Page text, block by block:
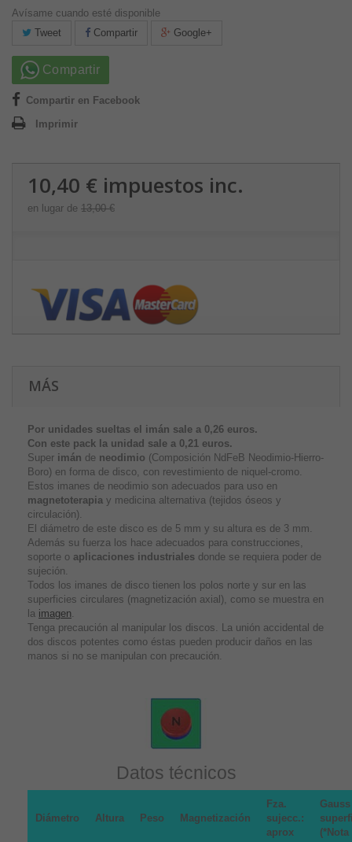
Avísame cuando esté disponible
Tweet
Compartir Google+
Compartir
Compartir en Facebook
Imprimir
10,40 € impuestos inc.
en lugar de 13,00 €
MÁS
Por unidades sueltas el imán sale a 0,26 euros.
Con este pack la unidad sale a 0,21 euros.
Super imán de neodimio (Composición NdFeB Neodimio-Hierro-
Boro) en forma de disco, con revestimiento de niquel-cromo.
Estos imanes de neodimio son adecuados para uso en
magnetoterapia y medicina alternativa (tejidos óseos y
circulación).
El diámetro de este disco es de 5 mm y su altura es de 3 mm.
Además su fuerza los hace adecuados para construcciones,
soporte o aplicaciones industriales donde se requiera poder de
sujeción.
Todos los imanes de disco tienen los polos norte y sur en las
superficies circulares (magnetización axial), como se muestra en
la imagen.
Tenga precaución al manipular los discos. La unión accidental de
dos discos potentes como éstas pueden producir daños en las
manos si no se manipulan con precaución.
Datos técnicos
Diámetro Altura Peso Magnetización
Fza.
sujecc.:
aprox
(*Nota